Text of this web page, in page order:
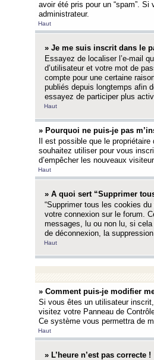
avoir été pris pour un “spam”.
administrateur.
Haut
» Je me suis inscrit dans le
Essayez de localiser l’e-mail
d’utilisateur et votre mot de
compte pour une certaine
publiés depuis longtemps afin
essayez de participer plus
Haut
» Pourquoi ne puis-je pas
Il est possible que le
souhaitez utiliser pour vous
d’empêcher les nouveaux
Haut
» A quoi sert “Supprimer
“Supprimer tous les cookies
votre connexion sur le forum.
messages, lu ou non lu, si
de déconnexion, la
Haut
» Comment puis-je modifier
Si vous êtes un utilisateur
visitez votre Panneau de
Ce système vous permettra de
Haut
» L’heure n’est pas correcte !